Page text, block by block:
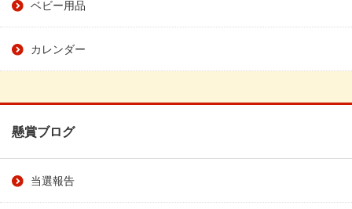
ベビー用品
カレンダー
懸賞ブログ
当選報告